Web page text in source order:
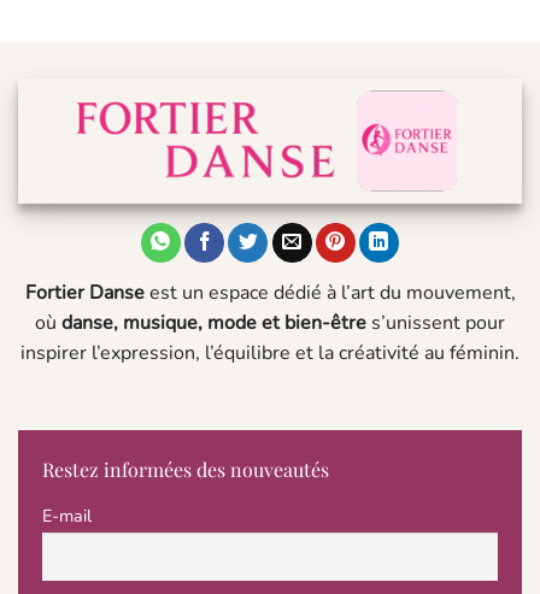
Fortier Danseest un espace dédié à l’art du mouvement,
où danse, musique, mode et bien-être s’unissent pour
inspirer l’expression, l’équilibre et la créativité au féminin.
Restez informées des nouveautés
E-mail